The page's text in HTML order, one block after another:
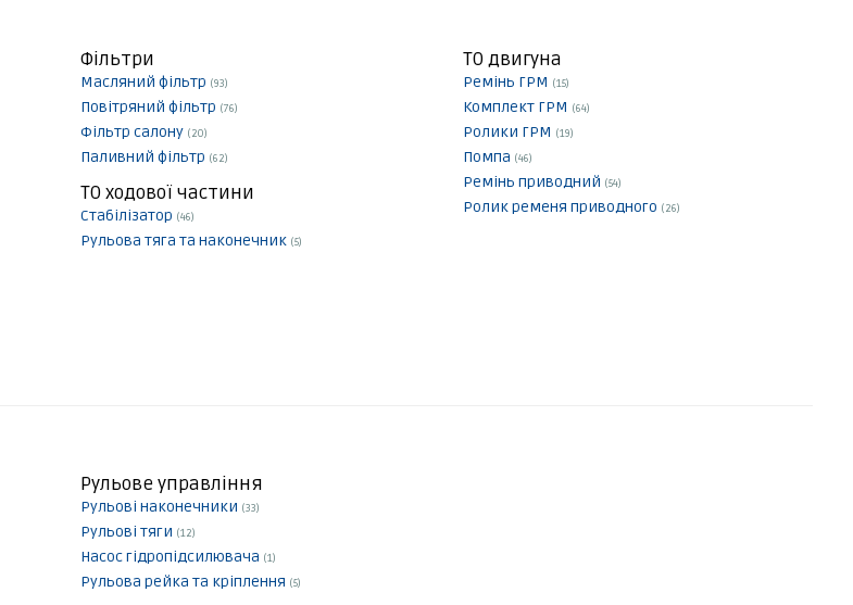
Фільтри
Масляний фільтр (93)
Повітряний фільтр (76)
Фільтр салону (20)
Паливний фільтр (62)
ТО двигуна
Ремінь ГРМ (15)
Комплект ГРМ (64)
Ролики ГРМ (19)
Помпа (46)
Ремінь приводний (54)
Ролик ременя приводного (26)
ТО ходової частини
Стабілізатор (46)
Рульова тяга та наконечник (5)
Рульове управління
Рульові наконечники (33)
Рульові тяги (12)
Насос гідропідсилювача (1)
Рульова рейка та кріплення (5)